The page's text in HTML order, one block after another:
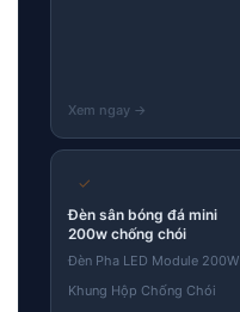
✓
Đèn sân bóng đá mini
200w chống chói
Đèn Pha LED Module 200W
Khung Hộp Chống Chói